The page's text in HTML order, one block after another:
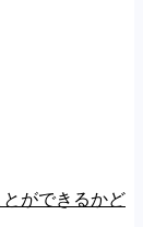
ができるかど